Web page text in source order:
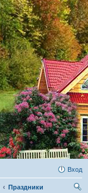
Вход
Праздники